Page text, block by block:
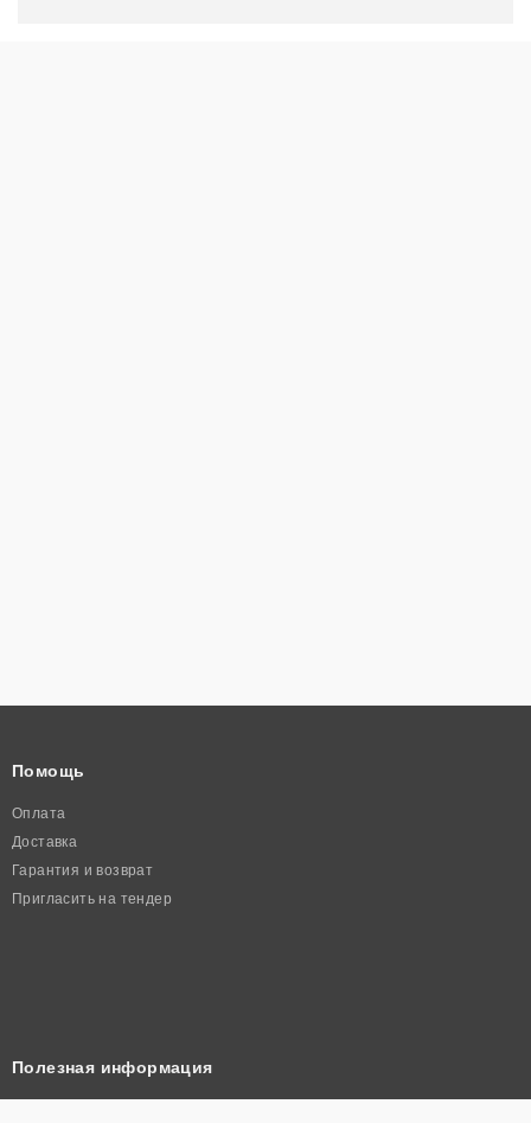
Помощь
Оплата
Доставка
Гарантия и возврат
Пригласить на тендер
Полезная информация